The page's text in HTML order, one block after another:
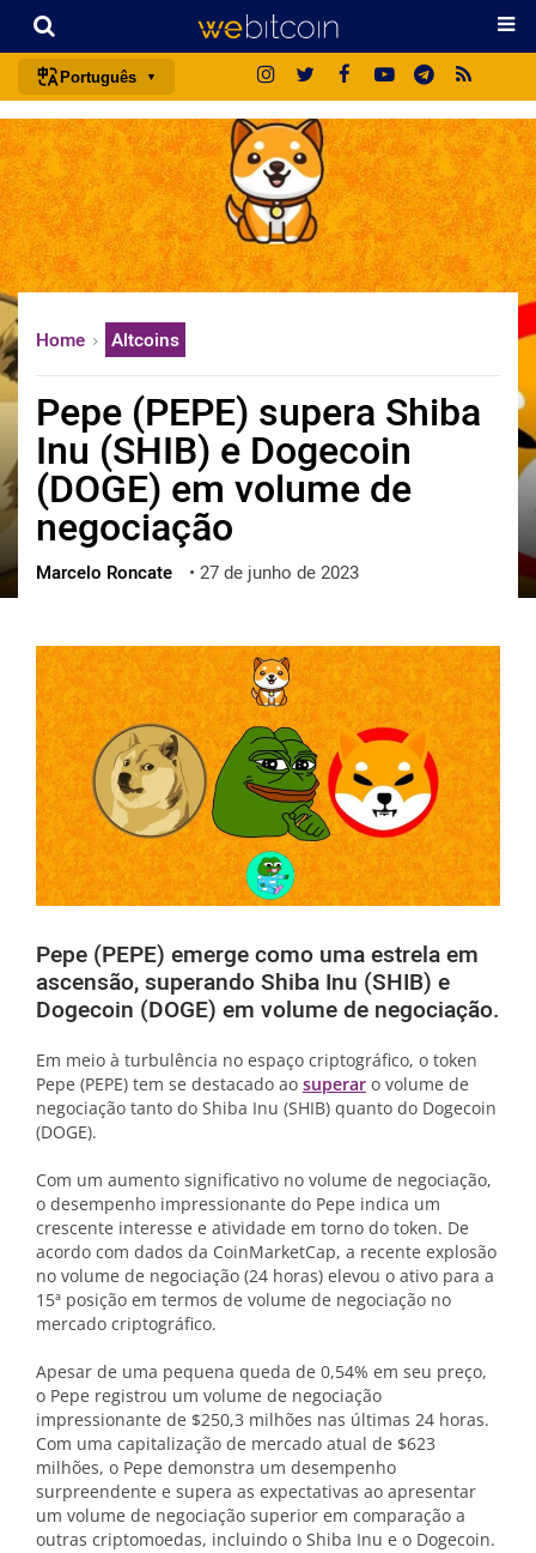
Português
português (BR)
english
español
français
italiano
日本語
русский
한국어
العربية
ไทย
ქართული
vietnamese
Home Altcoins
Pepe (PEPE) supera Shiba
Inu (SHIB) e Dogecoin
(DOGE) em volume de
negociação
Marcelo Roncate • 27 de junho de 2023
Pepe (PEPE) emerge como uma estrela em
ascensão, superando Shiba Inu (SHIB) e
Dogecoin (DOGE) em volume de negociação.
Em meio à turbulência no espaço criptográfico, o token
Pepe (PEPE) tem se destacado ao superar o volume de
negociação tanto do Shiba Inu (SHIB) quanto do Dogecoin
(DOGE).
Com um aumento significativo no volume de negociação,
o desempenho impressionante do Pepe indica um
crescente interesse e atividade em torno do token. De
acordo com dados da CoinMarketCap, a recente explosão
no volume de negociação (24 horas) elevou o ativo para a
15ª posição em termos de volume de negociação no
mercado criptográfico.
Apesar de uma pequena queda de 0,54% em seu preço,
o Pepe registrou um volume de negociação
impressionante de $250,3 milhões nas últimas 24 horas.
Com uma capitalização de mercado atual de $623
milhões, o Pepe demonstra um desempenho
surpreendente e supera as expectativas ao apresentar
um volume de negociação superior em comparação a
outras criptomoedas, incluindo o Shiba Inu e o Dogecoin.